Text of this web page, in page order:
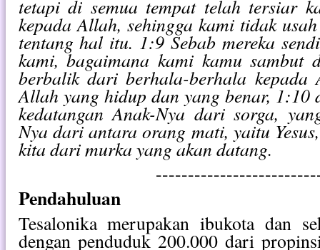
tetapi di semua tempat telah tersiar
kepada Allah, sehingga kami tidak
tentang hal itu. 1:9 Sebab mereka
kami, bagaimana kami kamu sambut
berbalik dari berhala-berhala kepada
Allah yang hidup dan yang benar, 1:10
kedatangan Anak-Nya dari sorga,
Nya dari antara orang mati, yaitu
kita dari murka yang akan datang.
Pendahuluan
Tesalonika merupakan ibukota dan
dengan penduduk 200.000 dari